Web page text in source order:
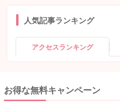
人気記事ランキング
アクセスランキング
お得な無料キャンペーン